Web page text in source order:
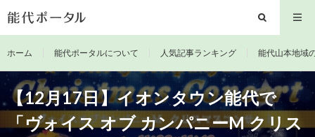
ホーム 能代ポータルについて 人気記事ランキング 能代山本地域
【12月17日】イオンタウン能代で
「ヴォイス オブ カンパニーM クリス